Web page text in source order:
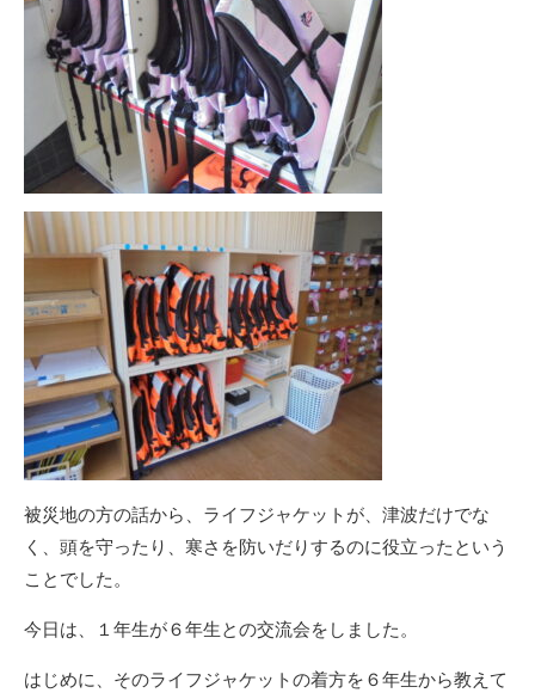
被災地の方の話から、ライフジャケットが、津波だけでな
く、頭を守ったり、寒さを防いだりするのに役立ったという
ことでした。
今日は、１年生が６年生との交流会をしました。
はじめに、そのライフジャケットの着方を６年生から教えて